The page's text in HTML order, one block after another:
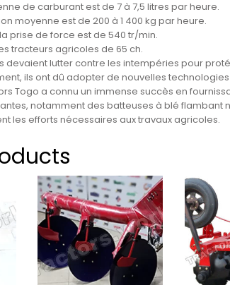
de carburant est de 7 à 7,5 litres par heure.
moyenne est de 200 à 1 400 kg par heure.
prise de force est de 540 tr/min.
tracteurs agricoles de 65 ch.
devaient lutter contre les intempéries pour
ils ont dû adopter de nouvelles
Togo a connu un immense succès en
notamment des batteuses à blé flambant
les efforts nécessaires aux travaux agricoles.